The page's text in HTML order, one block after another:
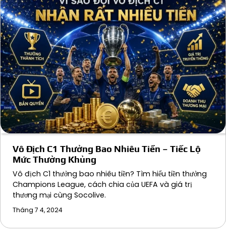
Vô Địch C1 Thưởng Bao Nhiêu Tiền – Tiếc Lộ
Mức Thưởng Khủng
Vô địch C1 thưởng bao nhiêu tiền? Tìm hiểu tiền thưởng
Champions League, cách chia của UEFA và giá trị
thương mại cùng Socolive.
Tháng 7 4, 2024